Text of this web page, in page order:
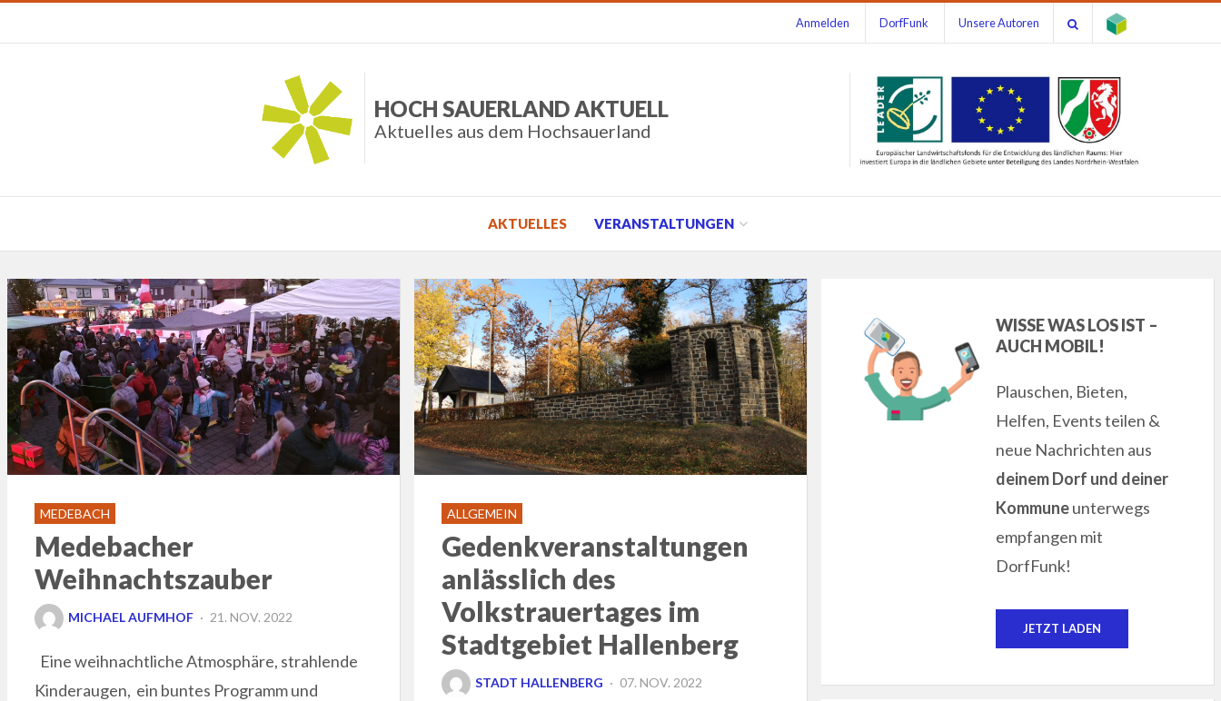
Anmelden DorfFunk Unsere Autoren
HOCH SAUERLAND AKTUELL
Aktuelles aus dem Hochsauerland
AKTUELLES VERANSTALTUNGEN
MEDEBACH
Medebacher
Weihnachtszauber
MICHAEL AUFMHOF
POSTED
21. NOV. 2022
Eine weihnachtliche Atmosphäre, strahlende
Kinderaugen, ein buntes Programm und
ALLGEMEIN
Gedenkveranstaltungen
anlässlich des
Volkstrauertages im
Stadtgebiet Hallenberg
STADT HALLENBERG
POSTED
07. NOV. 2022
WISSE WAS LOS IST –
AUCH MOBIL!
Plauschen, Bieten,
Helfen, Events teilen &
neue Nachrichten aus
deinem Dorf und deiner
Kommuneunterwegs
empfangen mit
DorfFunk!
JETZT LADEN